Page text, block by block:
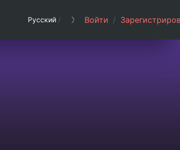
Русский / Войти /